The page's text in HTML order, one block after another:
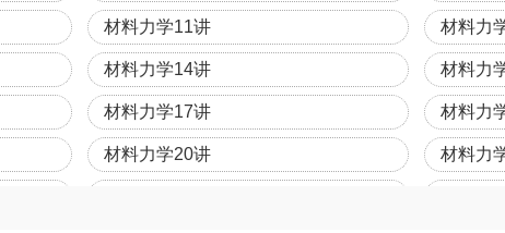
材料力学11讲 材料力
材料力学14讲 材料力
材料力学17讲 材料力
材料力学20讲 材料力